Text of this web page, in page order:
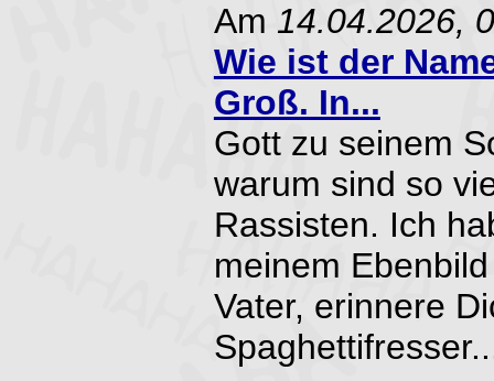
Am 14.04.2026,
Wie ist der
Groß. In...
Gott zu seinem
warum sind so
Rassisten. Ich
meinem
Vater, erinnere